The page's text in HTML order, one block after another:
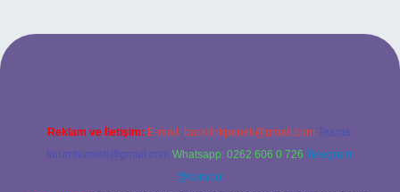
Reklam ve İletişim: E-mail: backlinkpaneli@gmail.com Teams:
forumhizmeti@gmail.com Whatsapp: 0262 606 0 726 Telegram:
@karabul